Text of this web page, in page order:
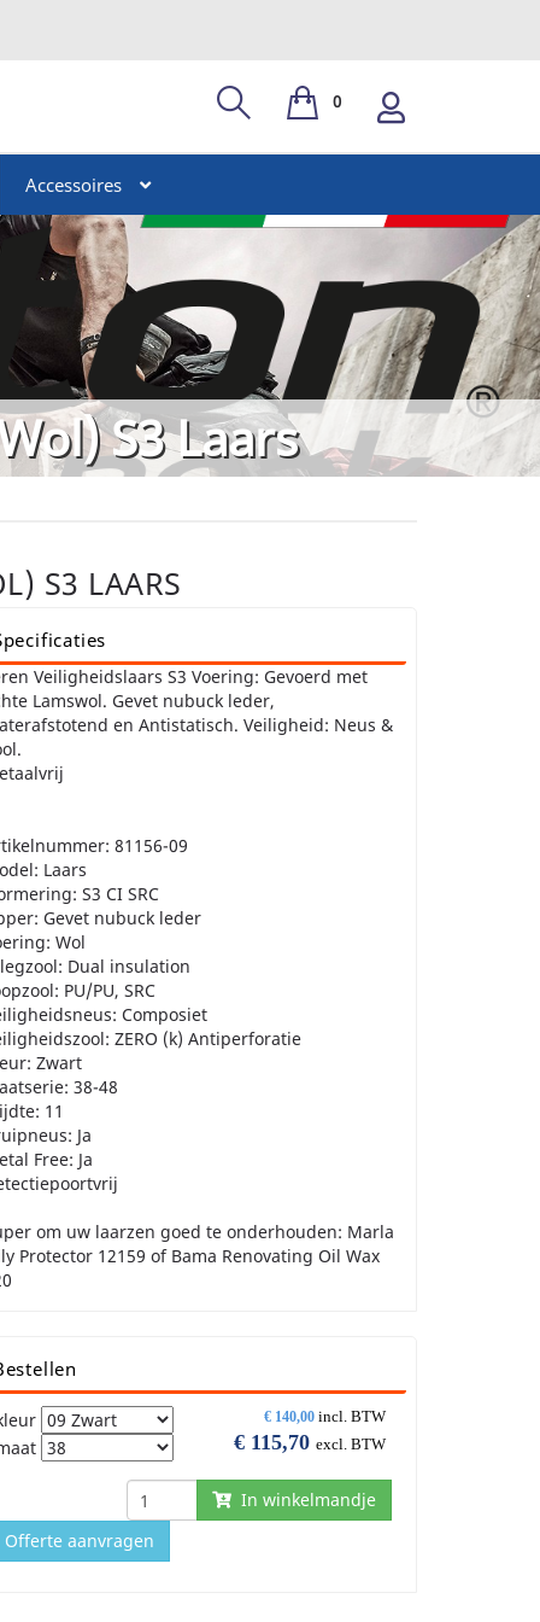
0
Accessoires
S3 Laars
S3 LAARS
Veiligheidslaars S3 Voering: Gevoerd met
Lamswol. Gevet nubuck leder,
en Antistatisch. Veiligheid: Neus &
81156-09
Laars
S3 CI SRC
Gevet nubuck leder
Wol
Dual insulation
PU/PU, SRC
Composiet
ZERO (k) Antiperforatie
Zwart
38-48
11
Ja
Free: Ja
om uw laarzen goed te onderhouden: Marla
Protector 12159 of Bama Renovating Oil Wax
€ 140,00 incl. BTW
€ 115,70 excl. BTW
In winkelmandje
Offerte aanvragen